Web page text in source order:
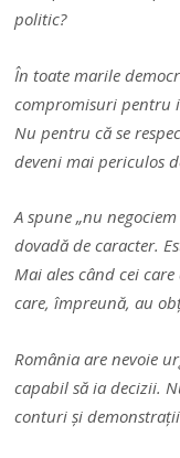
politic?
În toate marile
compromisuri pentru
Nu pentru că se
deveni mai periculos
A spune „nu
dovadă de caracter.
Mai ales când cei
care, împreună, au
România are nevoie
capabil să ia decizii.
conturi și